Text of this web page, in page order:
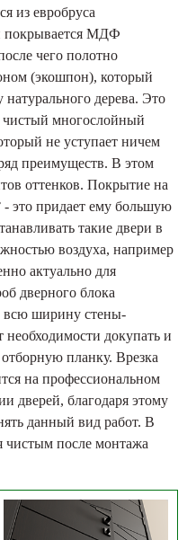
из евробруса
покрывается МДФ
чего полотно
(экошпон), который
дерева. Это
чистый многослойный
не уступает ничем
преимуществ. В этом
оттенков. Покрытие на
- это придает ему большую
такие двери в
воздуха, например
актуально для
дверного блока
всю ширину стены-
необходимости докупать и
планку. Врезка
на профессиональном
дверей, благодаря этому
данный вид работ. В
чистым после монтажа